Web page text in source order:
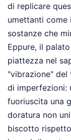
di replicare
umettanti
sostanze che
Eppure, il
piattezza nel
"vibrazione"
di imperfezioni:
fuoriuscita una
doratura non
biscotto